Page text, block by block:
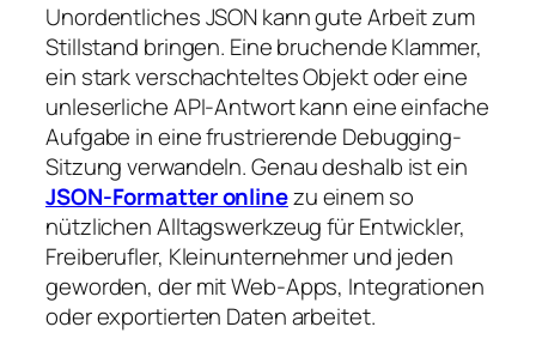
Unordentliches JSON kann gute Arbeit zum
Stillstand bringen. Eine bruchende Klammer,
ein stark verschachteltes Objekt oder eine
unleserliche API-Antwort kann eine einfache
Aufgabe in eine frustrierende Debugging-
Sitzung verwandeln. Genau deshalb ist ein
JSON-Formatter onlinezu einem so
nützlichen Alltagswerkzeug für Entwickler,
Freiberufler, Kleinunternehmer und jeden
geworden, der mit Web-Apps, Integrationen
oder exportierten Daten arbeitet.